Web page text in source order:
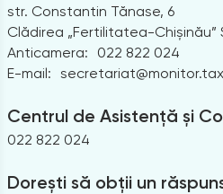
str. Constantin Tănase, 6
Clădirea „Fertilitatea-Chișinău”
Anticamera:
022 822 024
E-mail: secretariat@monitor.tax
Centrul de Asistență și
022 822 024
Dorești să obții un